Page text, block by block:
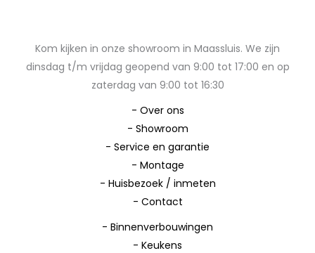
Kom kijken in onze showroom in Maassluis. We zijn
dinsdag t/m vrijdag geopend van 9:00 tot 17:00 en op
zaterdag van 9:00 tot 16:30
- Over ons
- Showroom
- Service en garantie
- Montage
- Huisbezoek / inmeten
- Contact
- Binnenverbouwingen
- Keukens